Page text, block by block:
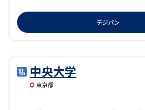
新増設大学・学部・学科特集
国際・グ
集
デジタルパンフレット
新学年スタート号特集ページ
新学年
きる力を養います。 ■専門教員から学べる教養科目・学
まで 「多角的に物事を捉える力」の修得をめざして、さ
「ユニバーシティ・スタンダード科目」。各分野の専門
学ならではの強みです。それは専門的学修と研究をする
川」として全国に多くの教員を輩出 現在、全国でおよそ
育士として活躍しています。「全人教育」を理念とした
を身に付け、文・農・工・教育・芸術学部で専門性を育
とで、子供たちに教科の楽しさを伝えられる教師を作り
師になる夢」を確実に叶えるために、教職専門部署「教
デジパン
中央大学
東京都